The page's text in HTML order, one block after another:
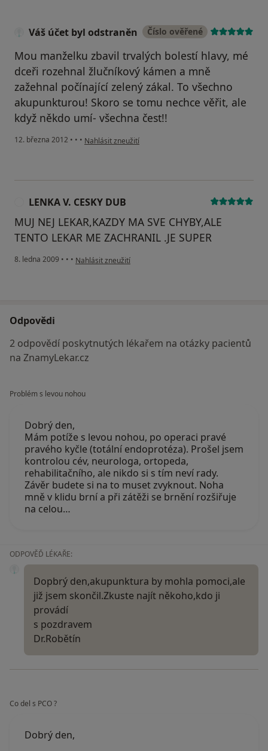
Váš účet byl odstraněn Číslo ověřené
Mou manželku zbavil trvalých bolestí hlavy, mé
dceři rozehnal žlučníkový kámen a mně
zažehnal počínající zelený zákal. To všechno
akupunkturou! Skoro se tomu nechce věřit, ale
když někdo umí- všechna čest!!
12. března 2012 • • • podle názoru uživatele Váš účet byl odstraněn
Nahlásit zneužití
LENKA V. CESKY DUB
MUJ NEJ LEKAR,KAZDY MA SVE CHYBY,ALE
TENTO LEKAR ME ZACHRANIL .JE SUPER
8. ledna 2009 • • • podle názoru uživatele LENKA V. CESKY DUB
Nahlásit zneužití
Odpovědi
2 odpovědí poskytnutých lékařem na otázky pacientů
na ZnamyLekar.cz
Problém s levou nohou
Dobrý den,
Mám potíže s levou nohou, po operaci pravé
pravého kyčle (totální endoprotéza). Prošel jsem
kontrolou cév, neurologa, ortopeda,
rehabilitačního, ale nikdo si s tím neví rady.
Závěr budete si na to muset zvyknout. Noha
mně v klidu brní a při zátěži se brnění rozšiřuje
na celou…
ODPOVĚĎ LÉKAŘE:
Dopbrý den,akupunktura by mohla pomoci,ale
již jsem skončil.Zkuste najít někoho,kdo ji
provádí
s pozdravem
Dr.Robětín
Co del s PCO ?
Dobrý den,